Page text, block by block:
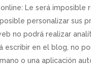
Le será
personalizar sus
no podrá realizar
escribir en el blog, no
o una aplicación